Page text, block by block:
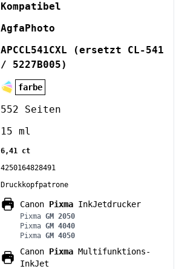
Kompatibel
AgfaPhoto
APCCL541CXL
(ersetzt CL-541
/ 5227B005)
farbe
552 Seiten
15 ml
6,41 ct
4250164828491
Druckkopfpatrone
Canon Pixma InkJetdrucker
Pixma GM 2050
Pixma GM 4040
Pixma GM 4050
Canon Pixma Multifunktions-
InkJet